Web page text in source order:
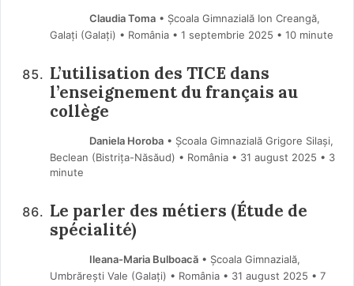
Claudia Toma• Școala Gimnazială Ion Creangă,
Galați (Galaţi) • România
1 septembrie 2025 • 10 minute
L’utilisation des TICE dans
l’enseignement du français au
collège
Daniela Horoba• Școala Gimnazială Grigore Silași,
Beclean (Bistriţa-Năsăud) • România
31 august 2025 • 3
minute
Le parler des métiers (Étude de
spécialité)
Ileana-Maria Bulboacă• Școala Gimnazială,
Umbrărești Vale (Galaţi) • România
31 august 2025 • 7